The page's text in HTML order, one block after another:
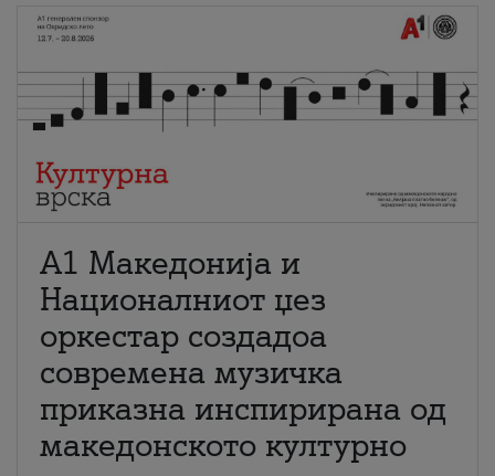
А1 Македонија и
Националниот џез
оркестар создадоа
современа музичка
приказна инспирирана од
македонското културно